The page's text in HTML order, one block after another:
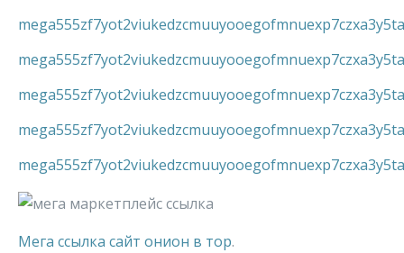
Мега ссылка сайт онион в тор.